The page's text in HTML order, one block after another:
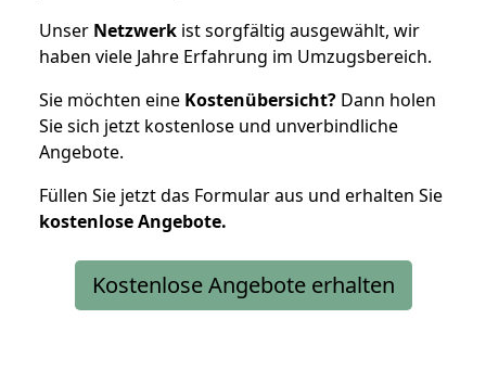
Unser Netzwerk ist sorgfältig ausgewählt, wir
haben viele Jahre Erfahrung im Umzugsbereich.
Sie möchten eine Kostenübersicht? Dann holen
Sie sich jetzt kostenlose und unverbindliche
Angebote.
Füllen Sie jetzt das Formular aus und erhalten Sie
kostenloseAngebote.
Kostenlose Angebote erhalten